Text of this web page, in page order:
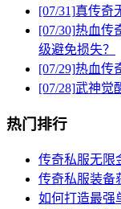
[07/31]真传奇
[07/30]热血传
级避免损失？
[07/29]热血传
[07/28]武神觉
热门排行
传奇私服无限
传奇私服装备
如何打造最强